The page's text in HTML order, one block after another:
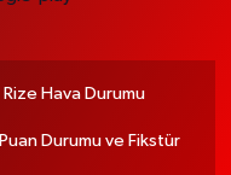
Rize Hava Durumu
Puan Durumu ve Fikstür